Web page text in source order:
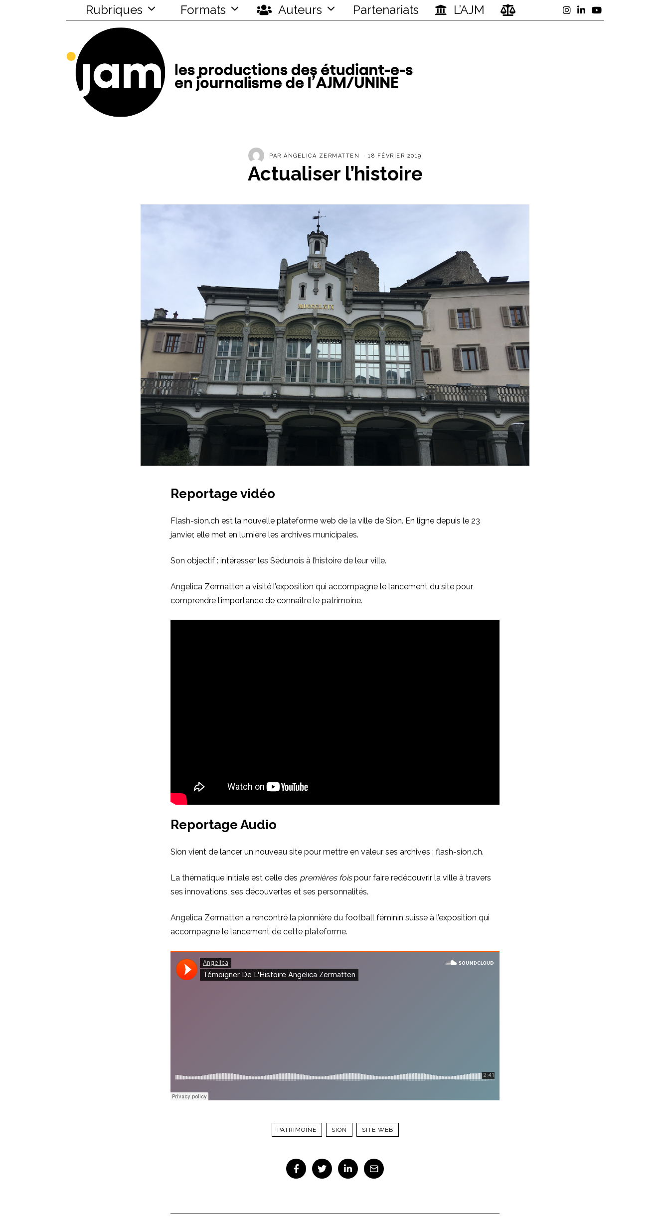
Rubriques Formats Auteurs Partenariats L’AJM
PARANGELICA ZERMATTEN 18 FÉVRIER 2019
Actualiser l’histoire
Reportage vidéo
Flash-sion.ch est la nouvelle plateforme web de la ville de Sion. En ligne depuis le 23
janvier, elle met en lumière les archives municipales.
Son objectif : intéresser les Sédunois à l’histoire de leur ville.
Angelica Zermatten a visité l’exposition qui accompagne le lancement du site pour
comprendre l’importance de connaître le patrimoine.
Reportage Audio
Sion vient de lancer un nouveau site pour mettre en valeur ses archives : flash-sion.ch.
La thématique initiale est celle des premières foispour faire redécouvrir la ville à travers
ses innovations, ses découvertes et ses personnalités.
Angelica Zermatten a rencontré la pionnière du football féminin suisse à l’exposition qui
accompagne le lancement de cette plateforme.
PATRIMOINE SION SITE WEB